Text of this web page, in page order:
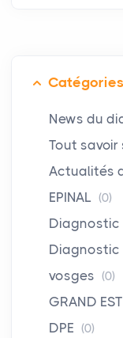
Catégories
News du
Tout
Actualités
EPINAL (0)
Diagnostic
Diagnostic
vosges (0)
GRAND EST
DPE (0)